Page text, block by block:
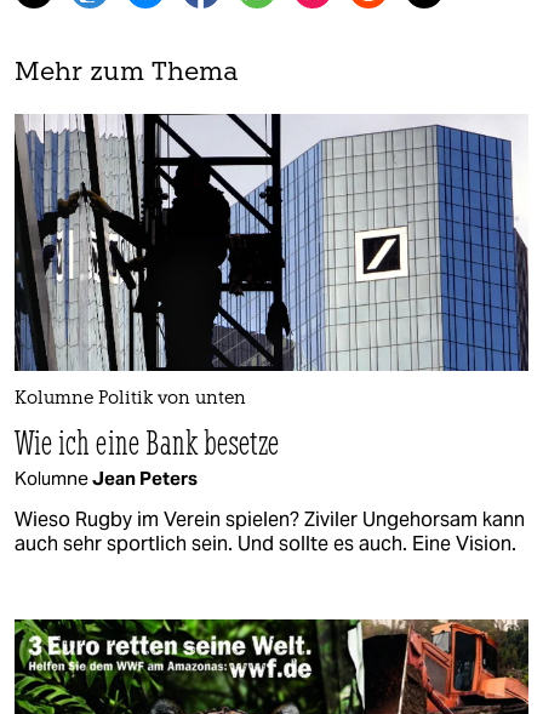
Mehr zum Thema
Kolumne Politik von unten
Wie ich eine Bank besetze
KolumneJean Peters
Wieso Rugby im Verein spielen? Ziviler Ungehorsam kann
auch sehr sportlich sein. Und sollte es auch. Eine Vision.